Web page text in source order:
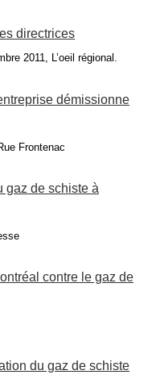
directrices
2011, L’oeil régional.
démissionne
Frontenac
gaz de schiste à
contre le gaz de
du gaz de schiste